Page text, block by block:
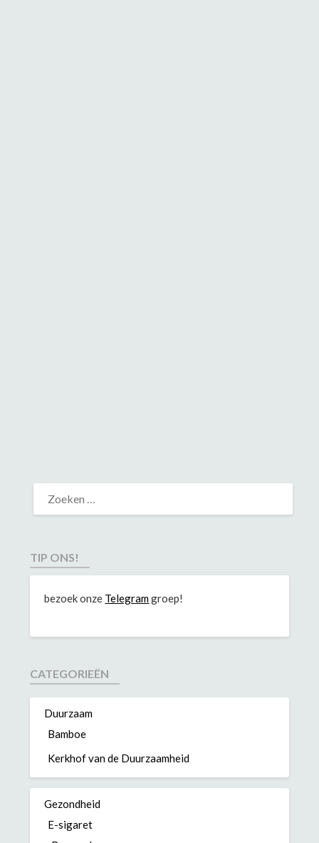
TIP ONS!
bezoek onze Telegramgroep!
CATEGORIEËN
Duurzaam
Bamboe
Kerkhof van de Duurzaamheid
Gezondheid
E-sigaret